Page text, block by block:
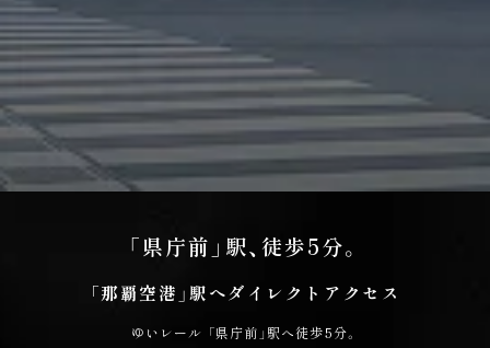
「県庁前」駅、徒歩5分。
「那覇空港」駅へダイレクトアクセス
ゆいレール 「県庁前」駅へ徒歩5分。